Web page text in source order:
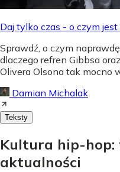
Daj tylko czas - o czym
Sprawdź, o czym
dlaczego refren Gibbsa
Olivera Olsona tak mocno
Damian Michalak
Teksty
Kultura hip-hop:
aktualności